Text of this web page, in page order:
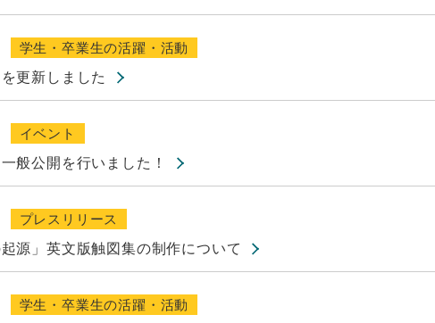
学生・卒業生の活躍・活動
更新しました
イベント
般公開を行いました！
プレスリリース
起源」英文版触図集の制作について
学生・卒業生の活躍・活動